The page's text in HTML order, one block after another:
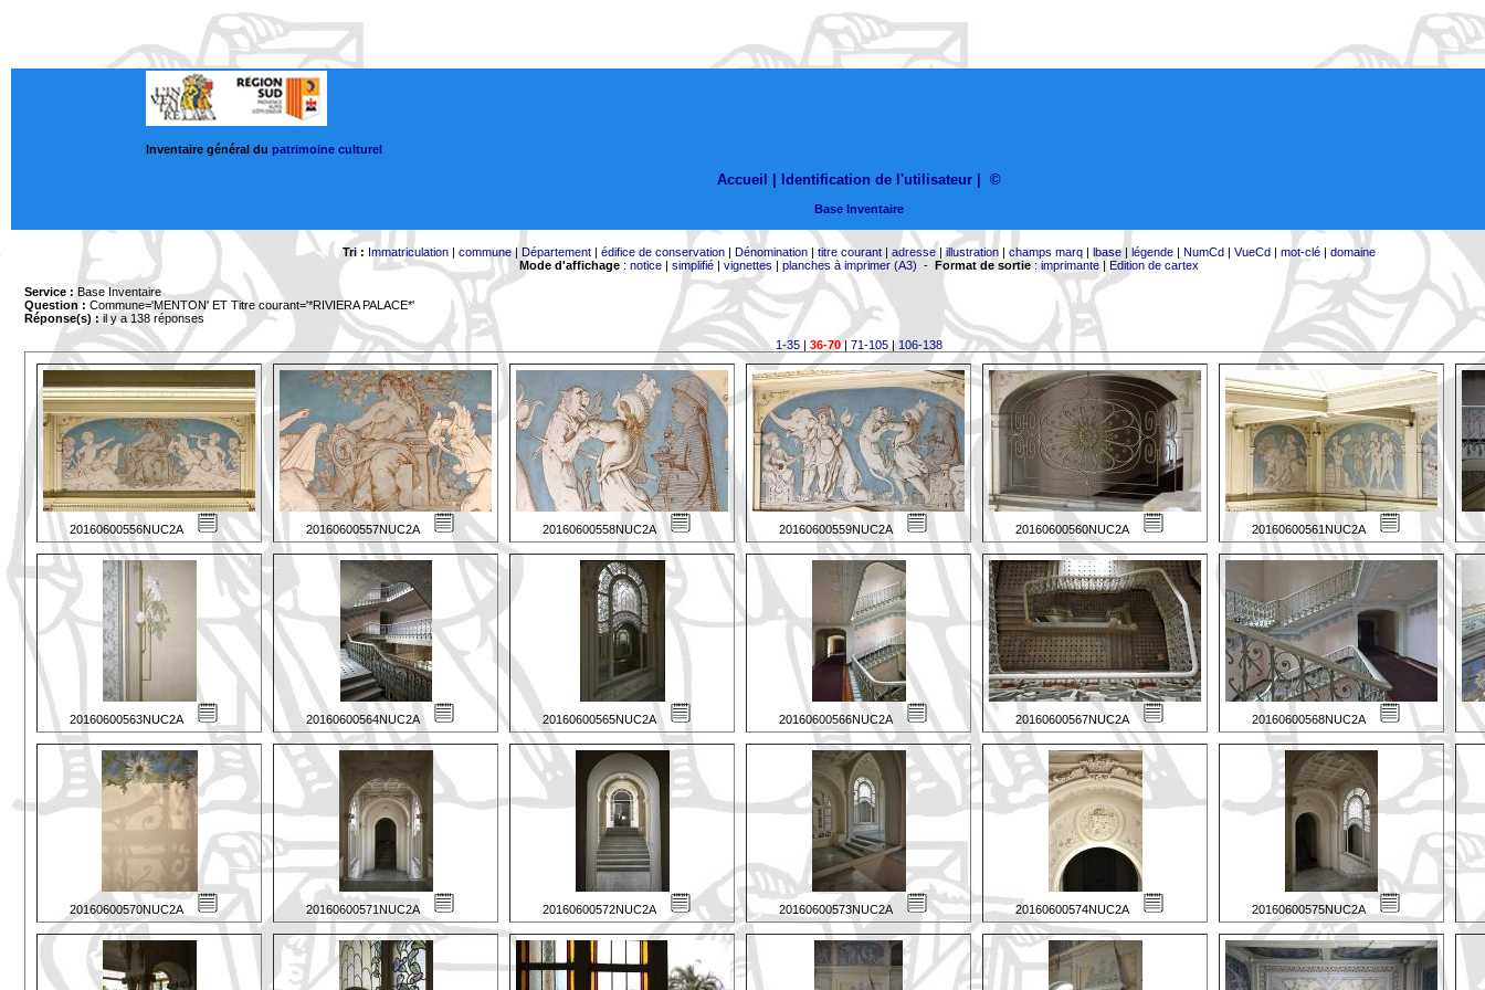
Inventaire général du patrimoine culturel
Accueil | Identification de l'utilisateur ©
Base Inventaire
Tri : Immatriculation| commune| Département| édifice de conservation| Dénomination| titre courant| adresse|illustration| champs marq| lbase| légende| NumCd| VueCd| mot-clé| domaine
Mode d'affichage: notice| simplifié| vignettes | planches à imprimer (A3) - Format de sortie:imprimante| Edition de cartex
Service : Base Inventaire
Question : Commune='MENTON' ET Titre courant='*RIVIERA PALACE*'
Réponse(s) :il y a 138 réponses
1-35| 36-70| 71-105|106-138
20160600556NUC2A 20160600557NUC2A 20160600558NUC2A 20160600559NUC2A 20160600560NUC2A 20160600561NUC2A
20160600563NUC2A 20160600564NUC2A 20160600565NUC2A 20160600566NUC2A 20160600567NUC2A 20160600568NUC2A
20160600570NUC2A 20160600571NUC2A 20160600572NUC2A 20160600573NUC2A 20160600574NUC2A 20160600575NUC2A